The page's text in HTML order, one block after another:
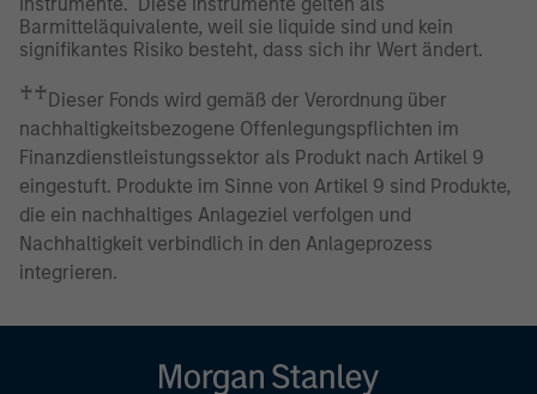
Instrumente. Diese Instrumente gelten als
Barmitteläquivalente, weil sie liquide sind und kein
signifikantes Risiko besteht, dass sich ihr Wert ändert.
♰♰Dieser Fonds wird gemäß der Verordnung über
nachhaltigkeitsbezogene Offenlegungspflichten im
Finanzdienstleistungssektor als Produkt nach Artikel 9
eingestuft. Produkte im Sinne von Artikel 9 sind Produkte,
die ein nachhaltiges Anlageziel verfolgen und
Nachhaltigkeit verbindlich in den Anlageprozess
integrieren.